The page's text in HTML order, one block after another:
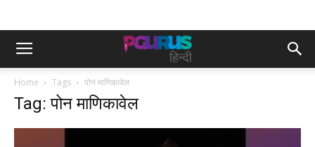
Home Tags पोन माणिकावेल
Tag: पोन माणिकावेल